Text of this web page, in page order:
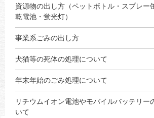
資源物の出し方（ペットボトル・スプレー
乾電池・蛍光灯）
事業系ごみの出し方
犬猫等の死体の処理について
年末年始のごみ処理について
リチウムイオン電池やモバイルバッテリー
いて